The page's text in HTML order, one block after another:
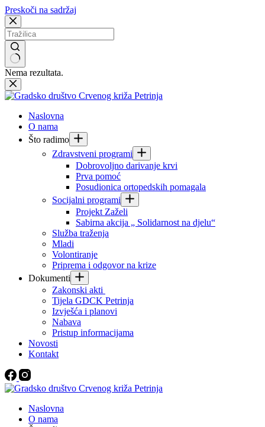
Preskoči na sadržaj
Nema rezultata.
Naslovna
O nama
Što radimo
Zdravstveni programi
Dobrovoljno darivanje krvi
Prva pomoć
Posudionica ortopedskih pomagala
Socijalni programi
Projekt Zaželi
Sabirna akcija „ Solidarnost na djelu“
Služba traženja
Mladi
Volontiranje
Priprema i odgovor na krize
Dokumenti
Zakonski akti
Tijela GDCK Petrinja
Izvješća i planovi
Nabava
Pristup informacijama
Novosti
Kontakt
Naslovna
O nama